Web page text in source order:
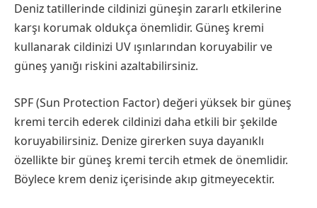
Deniz tatillerinde cildinizi güneşin zararlı etkilerine
karşı korumak oldukça önemlidir. Güneş kremi
kullanarak cildinizi UV ışınlarından koruyabilir ve
güneş yanığı riskini azaltabilirsiniz.
SPF (Sun Protection Factor) değeri yüksek bir güneş
kremi tercih ederek cildinizi daha etkili bir şekilde
koruyabilirsiniz. Denize girerken suya dayanıklı
özellikte bir güneş kremi tercih etmek de önemlidir.
Böylece krem deniz içerisinde akıp gitmeyecektir.